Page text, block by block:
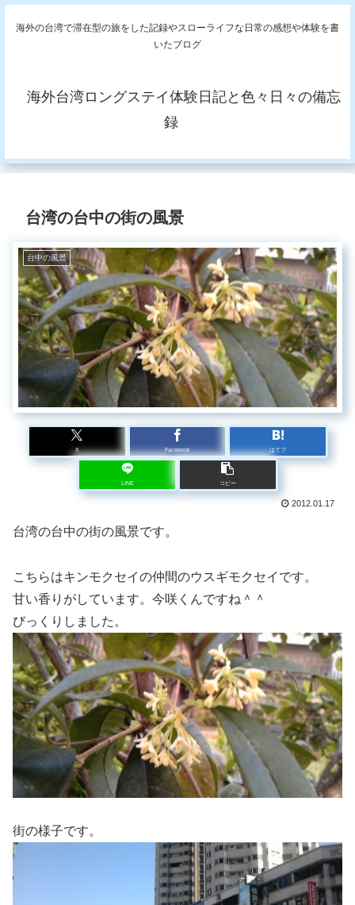
海外の台湾で滞在型の旅をした記録やスローライフな日常の感想や体験を書
いたブログ
海外台湾ロングステイ体験日記と色々日々の備忘
録
台湾の台中の街の風景
台中の風景
X Facebook はてブ
LINE コピー
2012.01.17
台湾の台中の街の風景です。
こちらはキンモクセイの仲間のウスギモクセイです。
甘い香りがしています。今咲くんですね＾＾
びっくりしました。
街の様子です。